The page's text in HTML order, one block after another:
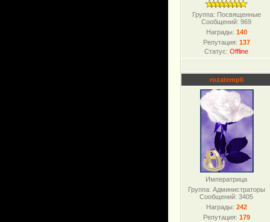
Группа: Посвященные
Сообщений:969
Награды: 140
Репутация: 137
Статус:Offline
rozatempli
Императрица
Группа: Администраторы
Сообщений:3405
Награды: 242
Репутация: 179